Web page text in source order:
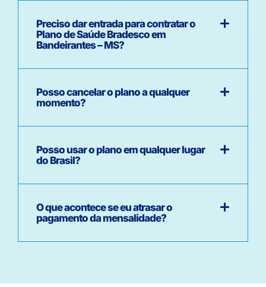
Preciso dar entrada para contratar o
Plano de Saúde Bradesco em
Bandeirantes – MS?
Posso cancelar o plano a qualquer
momento?
Posso usar o plano em qualquer lugar
do Brasil?
O que acontece se eu atrasar o
pagamento da mensalidade?